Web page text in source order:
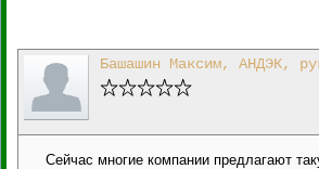
Башашин Максим, АНДЭК,
Сейчас многие компании предлагают